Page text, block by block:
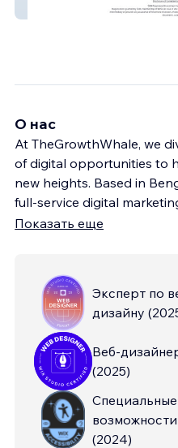
О нас
At TheGrowthWhale, we
of digital opportunities to
new heights. Based in
full-service digital
Показать еще
Эксперт по
дизайну (
Веб-
(2025)
Специальные
возможности
(2024)